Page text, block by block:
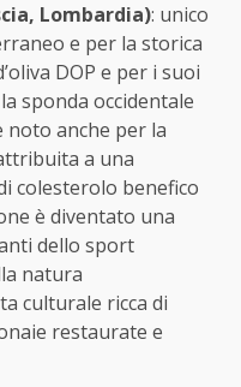
Lombardia): unico
e per la storica
DOP e per i suoi
sponda occidentale
noto anche per la
a una
colesterolo benefico
è diventato una
dello sport
natura
culturale ricca di
restaurate e